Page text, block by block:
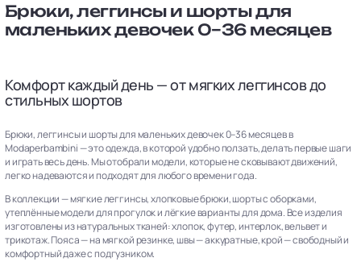
Брюки, леггинсы и шорты для
маленьких девочек 0–36 месяцев
Комфорт каждый день — от мягких леггинсов до
стильных шортов
Брюки, леггинсы и шорты для маленьких девочек 0–36 месяцев в
Modaperbambini — это одежда, в которой удобно ползать, делать первые шаги
и играть весь день. Мы отобрали модели, которые не сковывают движений,
легко надеваются и подходят для любого времени года.
В коллекции — мягкие леггинсы, хлопковые брюки, шорты с оборками,
утеплённые модели для прогулок и лёгкие варианты для дома. Все изделия
изготовлены из натуральных тканей: хлопок, футер, интерлок, вельвет и
трикотаж. Пояса — на мягкой резинке, швы — аккуратные, крой — свободный и
комфортный даже с подгузником.